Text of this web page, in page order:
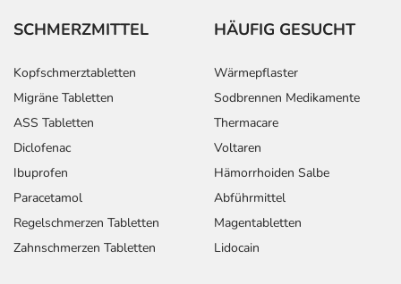
SCHMERZMITTEL
Kopfschmerztabletten
Migräne Tabletten
ASS Tabletten
Diclofenac
Ibuprofen
Paracetamol
Regelschmerzen Tabletten
Zahnschmerzen Tabletten
HÄUFIG GESUCHT
Wärmepflaster
Sodbrennen Medikamente
Thermacare
Voltaren
Hämorrhoiden Salbe
Abführmittel
Magentabletten
Lidocain